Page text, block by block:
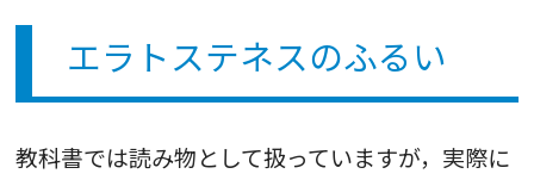
エラトステネスのふるい
教科書では読み物として扱っていますが，実際に